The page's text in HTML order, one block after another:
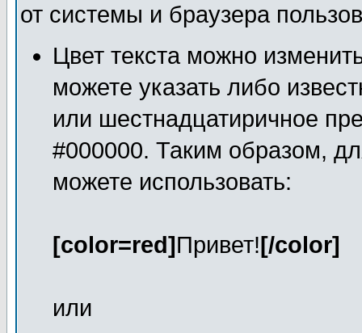
от системы и браузера
Цвет текста можно
можете указать либо
или шестнадцатиричное
#000000. Таким образом,
можете использовать:
[color=red]Привет![/color]
или